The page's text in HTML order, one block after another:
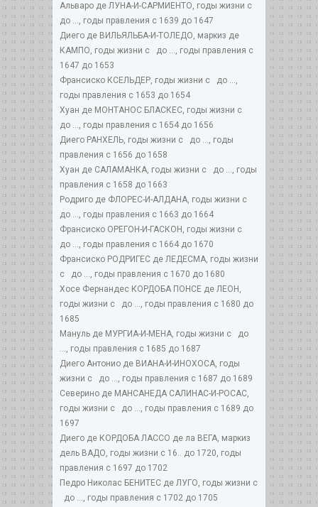
Альваро де ЛУНА-И-САРМИЕНТО, годы жизни с
до ..., годы правления с 1639 до 1647
Диего де ВИЛЬЯЛЬБА-И-ТОЛЕДО, маркиз де
КАМПО, годы жизни с до ..., годы правления с
1647 до 1653
Франсиско КСЕЛЬДЕР, годы жизни с до ...,
годы правления с 1653 до 1654
Хуан де МОНТАНОС БЛАСКЕС, годы жизни с
до ..., годы правления с 1654 до 1656
Диего РАНХЕЛЬ, годы жизни с до ..., годы
правления с 1656 до 1658
Хуан де САЛАМАНКА, годы жизни с до ..., годы
правления с 1658 до 1663
Родриго де ФЛОРЕС-И-АЛДАНА, годы жизни с
до ..., годы правления с 1663 до 1664
Франсиско ОРЕГОН-И-ГАСКОН, годы жизни с
до ..., годы правления с 1664 до 1670
Франсиско РОДРИГЕС де ЛЕДЕСМА, годы жизни
с до ..., годы правления с 1670 до 1680
Хосе Фернандес КОРДОБА ПОНСЕ де ЛЕОН,
годы жизни с до ..., годы правления с 1680 до
1685
Мануль де МУРГИА-И-МЕНА, годы жизни с до
..., годы правления с 1685 до 1687
Диего Антонио де ВИАНА-И-ИНОХОСА, годы
жизни с до ..., годы правления с 1687 до 1689
Северино де МАНСАНЕДА САЛИНАС-И-РОСАС,
годы жизни с до ..., годы правления с 1689 до
1697
Диего де КОРДОБА ЛАССО де ла ВЕГА, маркиз
дель ВАДО, годы жизни с 16.. до 1720, годы
правления с 1697 до 1702
Педро Николас БЕНИТЕС де ЛУГО, годы жизни с
до ..., годы правления с 1702 до 1705